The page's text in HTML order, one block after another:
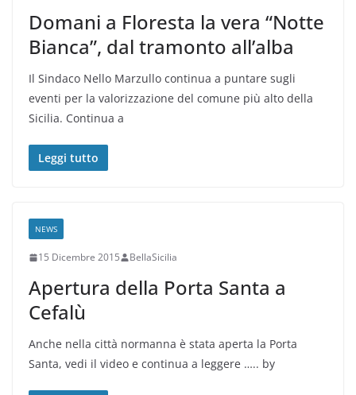
Domani a Floresta la vera “Notte
Bianca”, dal tramonto all’alba
Il Sindaco Nello Marzullo continua a puntare sugli
eventi per la valorizzazione del comune più alto della
Sicilia. Continua a
Leggi tutto
NEWS
15 Dicembre 2015 BellaSicilia
Apertura della Porta Santa a
Cefalù
Anche nella città normanna è stata aperta la Porta
Santa, vedi il video e continua a leggere ….. by